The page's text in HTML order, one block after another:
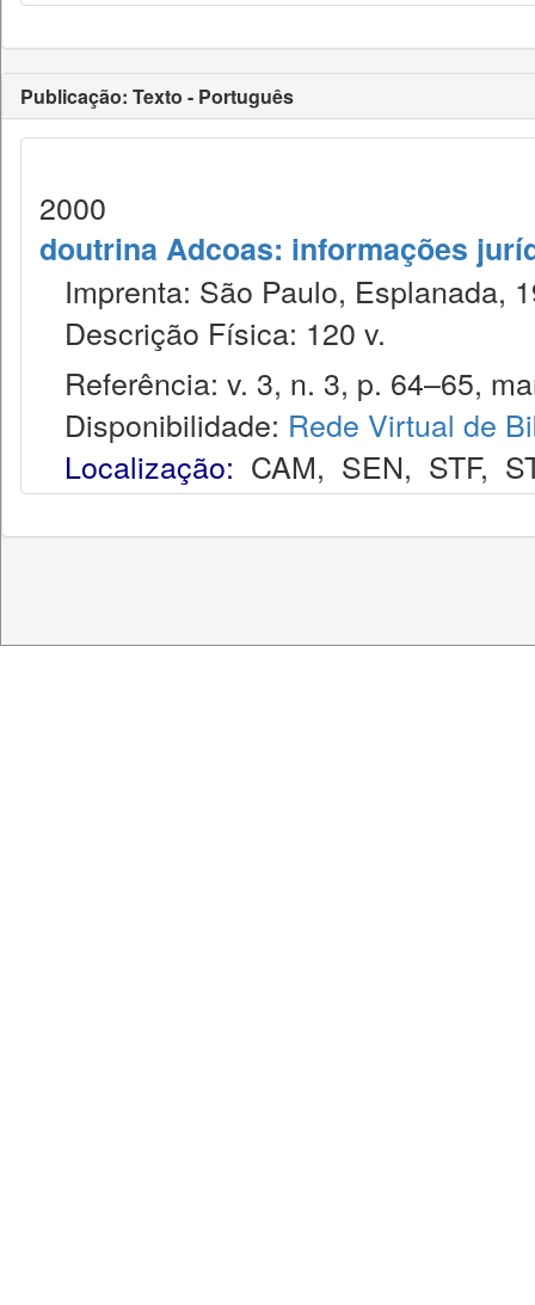
Publicação: Texto - Português
2000
doutrina Adcoas: informações
Imprenta: São Paulo, Esplanada,
Descrição Física: 120 v.
Referência: v. 3, n. 3, p. 64–65,
Disponibilidade: Rede Virtual de
Localização: CAM, SEN, STF,